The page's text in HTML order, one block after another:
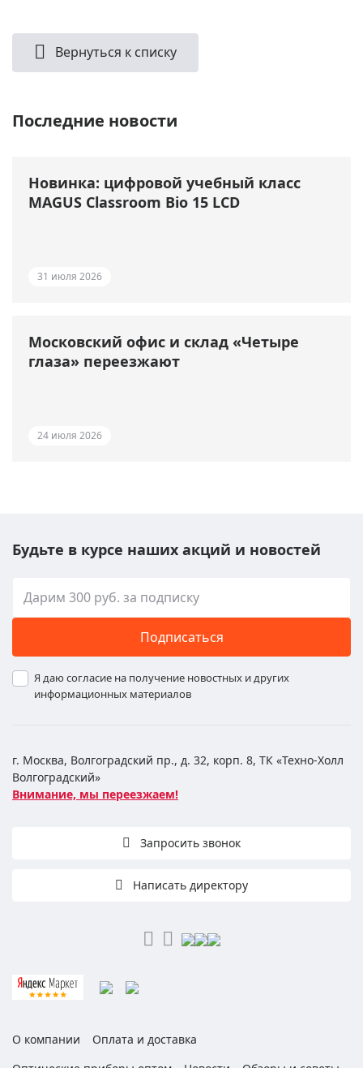
Вернуться к списку
Последние новости
Новинка: цифровой учебный класс
MAGUS Classroom Bio 15 LCD
31 июля 2026
Московский офис и склад «Четыре
глаза» переезжают
24 июля 2026
Будьте в курсе наших акций и новостей
Подписаться
Я даю согласие на получение новостных и других
информационных материалов
г. Москва, Волгоградский пр., д. 32, корп. 8, ТК «Техно-Холл
Волгоградский»
Внимание, мы переезжаем!
Запросить звонок
Написать директору
О компании
Оплата и доставка